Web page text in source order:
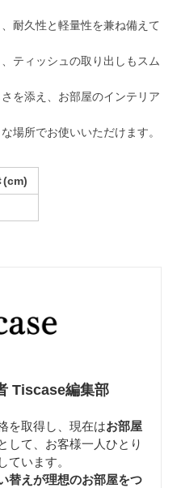
耐久性と軽量性を兼ね備えて
ティッシュの取り出しもスム
を添え、お部屋のインテリア
場所でお使いいただけます。
(cm)
Tiscase編集部
を取得し、現在はお部屋
して、お客様一人ひとり
ています。
替えが理想のお部屋をつ